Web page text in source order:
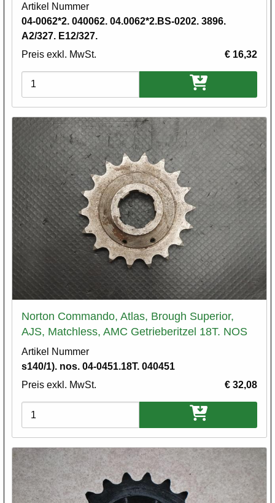
Artikel Nummer
04-0062*2. 040062. 04.0062*2.BS-0202. 3896.
A2/327. E12/327.
Preis exkl. MwSt.
€ 16,32
Varianten
Norton Commando, Atlas, Brough Superior,
AJS, Matchless, AMC Getrieberitzel 18T. NOS
Artikel Nummer
s140/1). nos. 04-0451.18T. 040451
Preis exkl. MwSt.
€ 32,08
Varianten